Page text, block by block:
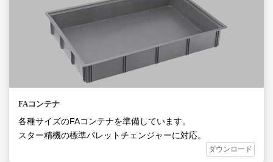
FAコンテナ
各種サイズのFAコンテナを準備しています。
スター精機の標準パレットチェンジャーに対応。
ダウンロード